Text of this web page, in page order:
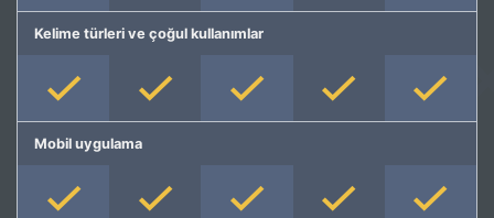
Kelime türleri ve çoğul kullanımlar
Mobil uygulama